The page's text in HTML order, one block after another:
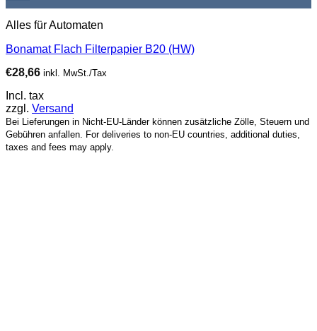
Alles für Automaten
Bonamat Flach Filterpapier B20 (HW)
€28,66 inkl. MwSt./Tax
Incl. tax
zzgl. Versand
Bei Lieferungen in Nicht-EU-Länder können zusätzliche Zölle, Steuern und
Gebühren anfallen. For deliveries to non-EU countries, additional duties,
taxes and fees may apply.